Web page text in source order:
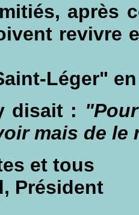
après
revivre
Léger"
disait :
mais de le
et tous
Président